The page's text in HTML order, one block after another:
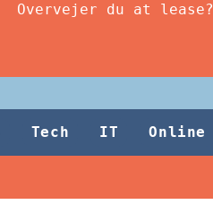
Overvejer du at lease?
Tech IT Online